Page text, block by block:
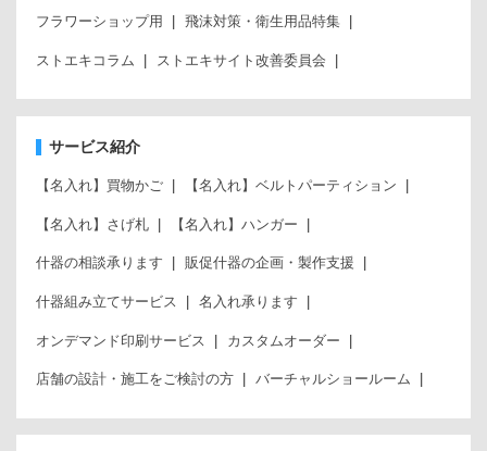
フラワーショップ用 飛沫対策・衛生用品特集
ストエキコラム ストエキサイト改善委員会
サービス紹介
【名入れ】買物かご 【名入れ】ベルトパーティション
【名入れ】さげ札 【名入れ】ハンガー
什器の相談承ります 販促什器の企画・製作支援
什器組み立てサービス 名入れ承ります
オンデマンド印刷サービス カスタムオーダー
店舗の設計・施工をご検討の方 バーチャルショールーム